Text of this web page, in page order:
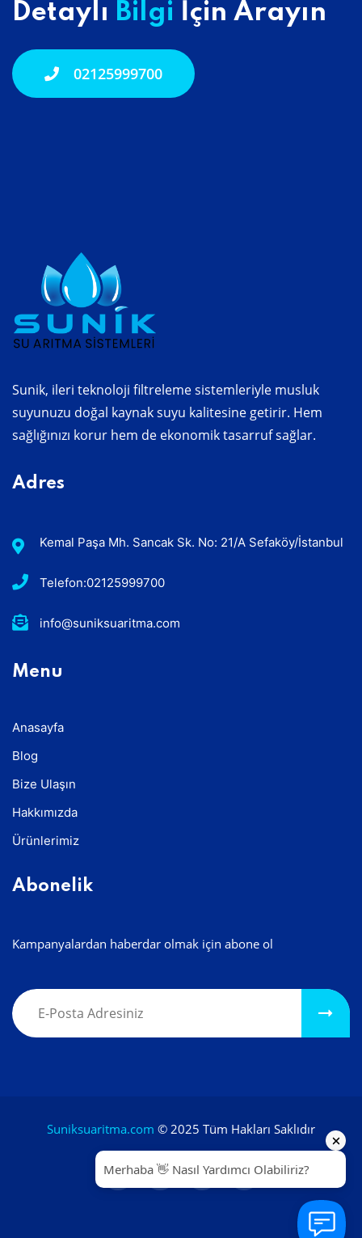
Detaylı Bilgi İçin Arayın
02125999700
Sunik, ileri teknoloji filtreleme sistemleriyle musluk
suyunuzu doğal kaynak suyu kalitesine getirir. Hem
sağlığınızı korur hem de ekonomik tasarruf sağlar.
Adres
Kemal Paşa Mh. Sancak Sk. No: 21/A Sefaköy/İstanbul
Telefon:02125999700
info@suniksuaritma.com
Menu
Anasayfa
Blog
Bize Ulaşın
Hakkımızda
Ürünlerimiz
Abonelik
Kampanyalardan haberdar olmak için abone ol
Suniksuaritma.com © 2025 Tüm Hakları Saklıdır